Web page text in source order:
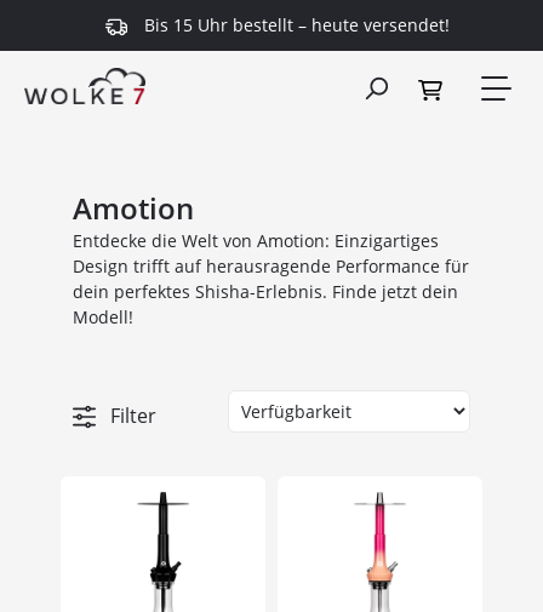
springen Bis 15 Uhr bestellt – heute versendet!
Amotion
Entdecke die Welt von Amotion: Einzigartiges
Design trifft auf herausragende Performance für
dein perfektes Shisha-Erlebnis. Finde jetzt dein
Modell!
Filter